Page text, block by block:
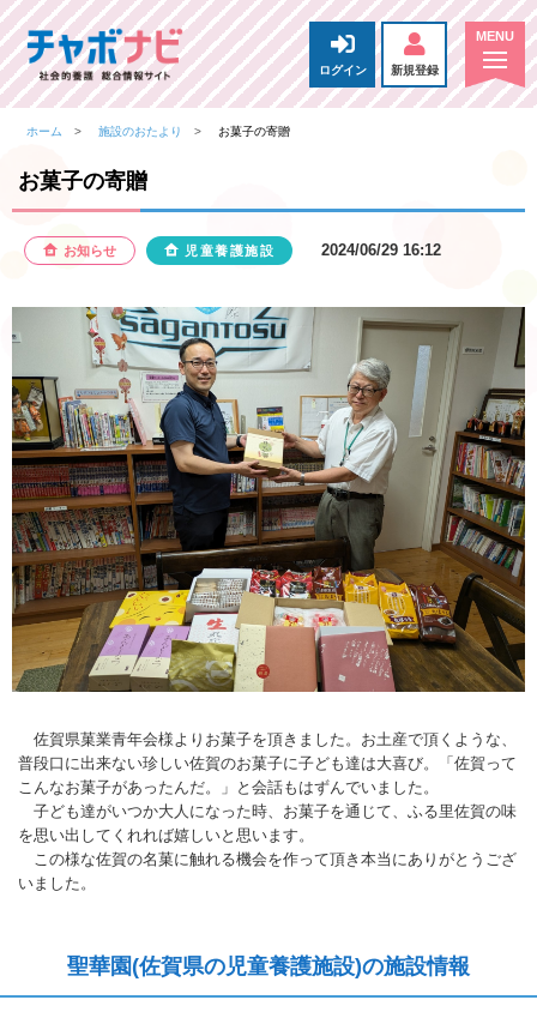
ログイン 新規登録
ホーム 施設のおたより お菓子の寄贈
お菓子の寄贈
お知らせ 児童養護施設 2024/06/29 16:12
佐賀県菓業青年会様よりお菓子を頂きました。お土産で頂くような、
普段口に出来ない珍しい佐賀のお菓子に子ども達は大喜び。「佐賀って
こんなお菓子があったんだ。」と会話もはずんでいました。
子ども達がいつか大人になった時、お菓子を通じて、ふる里佐賀の味
を思い出してくれれば嬉しいと思います。
この様な佐賀の名菓に触れる機会を作って頂き本当にありがとうござ
いました。
聖華園(佐賀県の児童養護施設)の施設情報